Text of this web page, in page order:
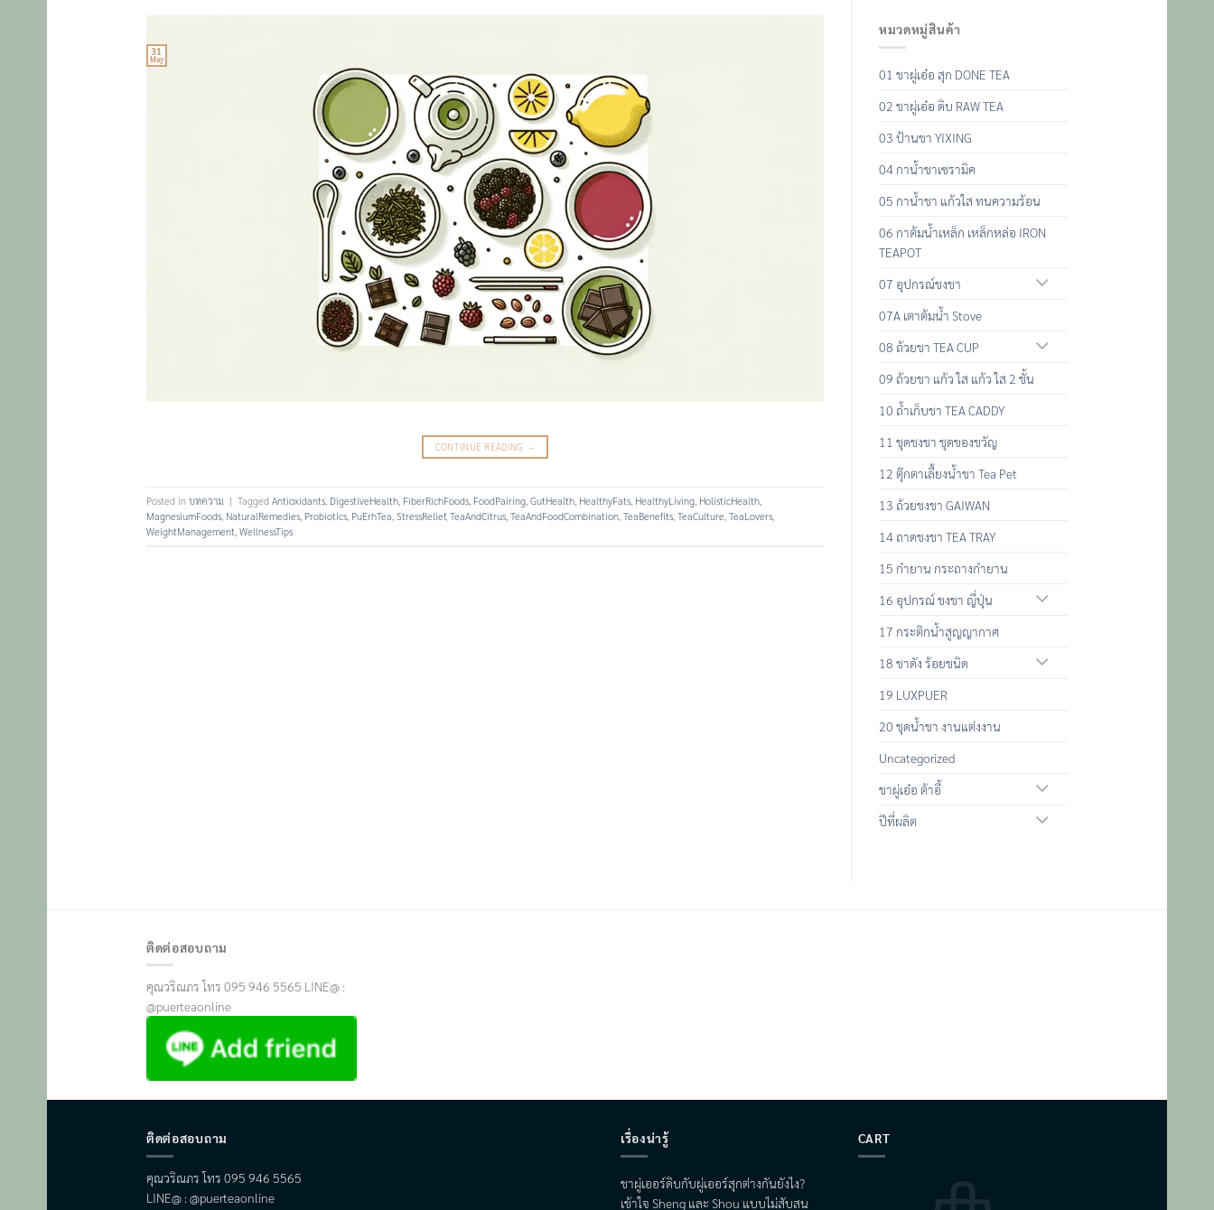
31
May
CONTINUE READING →
Posted in บทความ | Tagged Antioxidants DigestiveHealth FiberRichFoods FoodPairing GutHealth HealthyFats HealthyLiving HolisticHealth
MagnesiumFoods NaturalRemedies Probiotics PuErhTea StressRelief, TeaAndCitrus TeaAndFoodCombination TeaBenefits TeaCulture TeaLovers
WeightManagement WellnessTips
หมวดหมู่สินค้า
01 ชาผู่เอ๋อ สุก DONE TEA
02 ชาผู่เอ๋อ ดิบ RAW TEA
03 ป้านชา YIXING
04 กาน้ำชาเซรามิค
05 กาน้ำชา แก้วใส ทนความร้อน
06 กาต้มน้ำเหล็ก เหล็กหล่อ IRON
TEAPOT
07 อุปกรณ์ชงชา
07A เตาต้มน้ำ Stove
08 ถ้วยชา TEA CUP
09 ถ้วยชา แก้ว ใส แก้ว ใส 2 ชั้น
10 ถ้ำเก็บชา TEA CADDY
11 ชุดชงชา ชุดของขวัญ
12 ตุ๊กตาเลื้ยงน้ำชา Tea Pet
13 ถ้วยชงชา GAIWAN
14 ถาดชงชา TEA TRAY
15 กำยาน กระถางกำยาน
16 อุปกรณ์ ชงชา ญี่ปุ่น
17 กระติกน้ำสูญญากาศ
18 ชาดัง ร้อยชนิด
19 LUXPUER
20 ชุดน้ำชา งานแต่งงาน
Uncategorized
ชาผู่เอ๋อ ต้าอี้
ปีที่ผลิต
ติดต่อสอบถาม
คุณวริณภร โทร 095 946 5565 LINE@ :
@puerteaonline
ติดต่อสอบถาม
คุณวริณภร โทร 095 946 5565
LINE@ : @puerteaonline
เรื่องน่ารู้
ชาผู่เออร์ดิบกับผู่เออร์สุกต่างกันยังไง?
เข้าใจ Sheng และ Shou แบบไม่สับสน
CART